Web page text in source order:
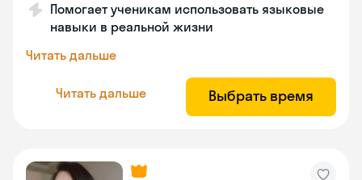
Помогает ученикам использовать языковые
навыки в реальной жизни
Читать дальше
Читать дальше Выбрать время